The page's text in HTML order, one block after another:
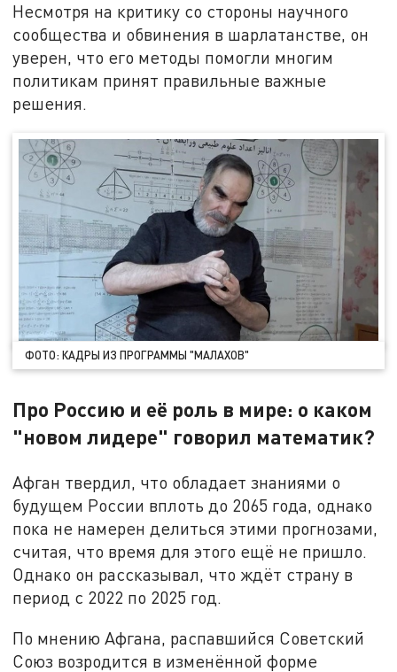
Несмотря на критику со стороны научного
сообщества и обвинения в шарлатанстве, он
уверен, что его методы помогли многим
политикам принят правильные важные
решения.
ФОТО: КАДРЫ ИЗ ПРОГРАММЫ "МАЛАХОВ"
Про Россию и её роль в мире: о каком
"новом лидере" говорил математик?
Афган твердил, что обладает знаниями о
будущем России вплоть до 2065 года, однако
пока не намерен делиться этими прогнозами,
считая, что время для этого ещё не пришло.
Однако он рассказывал, что ждёт страну в
период с 2022 по 2025 год.
По мнению Афгана, распавшийся Советский
Союз возродится в изменённой форме